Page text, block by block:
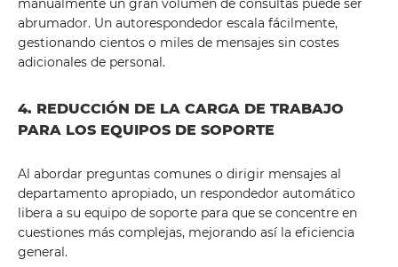
manualmente un gran volumen de consultas puede ser
abrumador. Un autorespondedor escala fácilmente,
gestionando cientos o miles de mensajes sin costes
adicionales de personal.
4. REDUCCIÓN DE LA CARGA DE TRABAJO
PARA LOS EQUIPOS DE SOPORTE
Al abordar preguntas comunes o dirigir mensajes al
departamento apropiado, un respondedor automático
libera a su equipo de soporte para que se concentre en
cuestiones más complejas, mejorando así la eficiencia
general.